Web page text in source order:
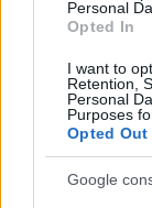
Personal
Opted In
I want to
Retention,
Personal
Purposes
Opted Out
Google
gyermek,
fizikai játékok
posztok. A
ott jellemzően
jelennek meg,
ellepték az